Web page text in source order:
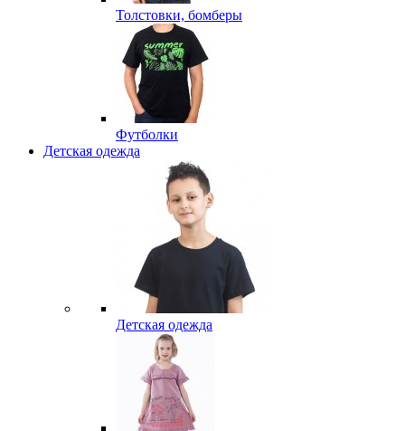
Толстовки, бомберы
Футболки
Детская одежда
Детская одежда